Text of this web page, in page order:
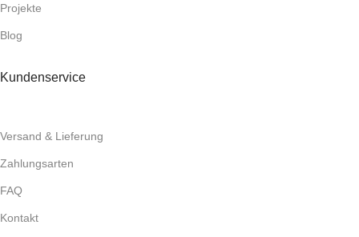
Projekte
Blog
Kundenservice
Versand & Lieferung
Zahlungsarten
FAQ
Kontakt